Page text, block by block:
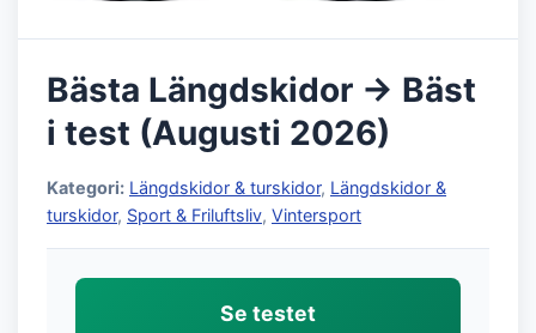
Bästa Längdskidor → Bäst
i test (Augusti 2026)
Kategori: Längdskidor & turskidor, Längdskidor &
turskidor, Sport & Friluftsliv, Vintersport
Se testet